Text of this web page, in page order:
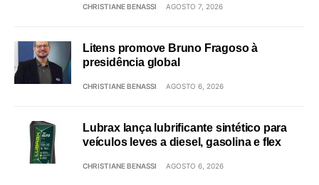
CHRISTIANE BENASSI AGOSTO 7, 2026
Litens promove Bruno Fragoso à
presidência global
CHRISTIANE BENASSI AGOSTO 6, 2026
Lubrax lança lubrificante sintético para
veículos leves a diesel, gasolina e flex
CHRISTIANE BENASSI AGOSTO 6, 2026